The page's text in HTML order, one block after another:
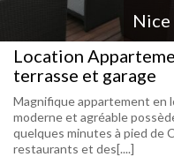
Nice
Location
terrasse et garage
Magnifique appartement en
moderne et agréable
quelques minutes à pied de
restaurants et des[....]